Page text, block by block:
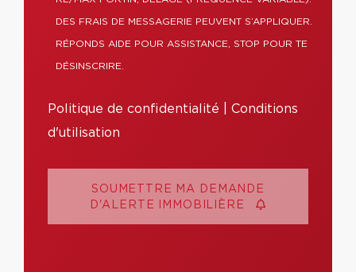
DES FRAIS DE MESSAGERIE PEUVENT S’APPLIQUER.
RÉPONDS AIDE POUR ASSISTANCE, STOP POUR TE
DÉSINSCRIRE.
Politique de confidentialité
Conditions
d'utilisation
SOUMETTRE MA DEMANDE
D'ALERTE IMMOBILIÈRE